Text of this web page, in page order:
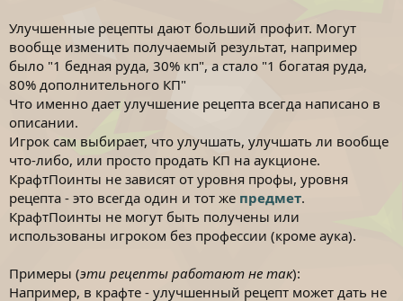
Улучшенные рецепты дают больший профит. Могут
вообще изменить получаемый результат, например
было "1 бедная руда, 30% кп", а стало "1 богатая руда,
80% дополнительного КП"
Что именно дает улучшение рецепта всегда написано в
описании.
Игрок сам выбирает, что улучшать, улучшать ли вообще
что-либо, или просто продать КП на аукционе.
КрафтПоинты не зависят от уровня профы, уровня
рецепта - это всегда один и тот же предмет.
КрафтПоинты не могут быть получены или
использованы игроком без профессии (кроме аука).
Примеры (эти рецепты работают не так):
Например, в крафте - улучшенный рецепт может дать не